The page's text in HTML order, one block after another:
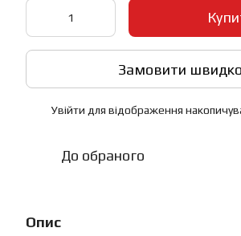
Замовити швидко
Увійти для відображення
До обраного
Опис